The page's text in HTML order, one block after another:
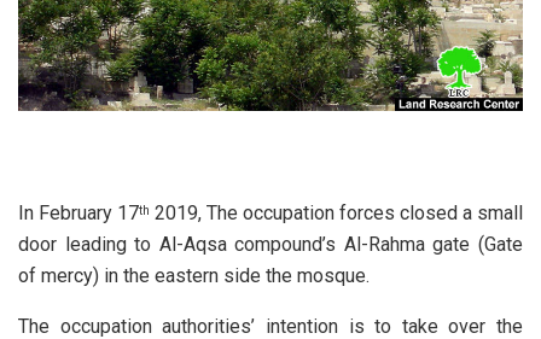
In February 17th 2019, The occupation forces closed a small
door leading to Al-Aqsa compound’s Al-Rahma gate (Gate
of mercy) in the eastern side the mosque.
The occupation authorities’ intention is to take over the